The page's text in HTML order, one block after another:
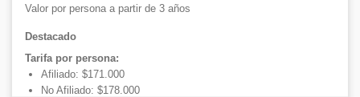
Valor por persona a partir de 3 años
Destacado
Tarifa por persona:
Afiliado: $171.000
No Afiliado: $178.000